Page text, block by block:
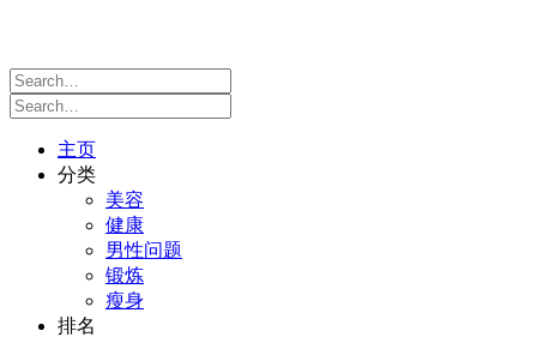
主页
分类
美容
健康
男性问题
锻炼
瘦身
排名